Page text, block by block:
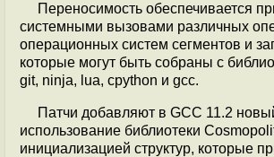
Переносимость обеспечивается
системными вызовами различных
операционных систем сегментов и
которые могут быть собраны с
git, ninja, lua, cpython и gcc.
Патчи добавляют в GCC 11.2
использование библиотеки
инициализацией структур, которые